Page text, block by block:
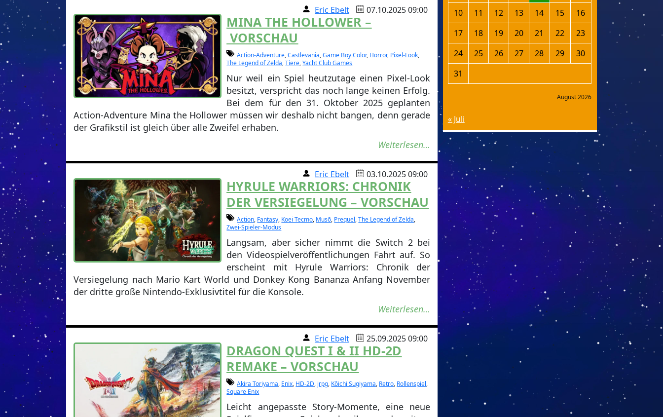
Eric Ebelt 07.10.2025 09:00
MINA THE HOLLOWER –
VORSCHAU
Action-Adventure,Castlevania,Game Boy Color, Horror, Pixel-Look,
The Legend of Zelda,Tiere,Yacht Club Games
Nur weil ein Spiel heutzutage einen Pixel-Look
besitzt, verspricht das noch lange keinen Erfolg.
Bei dem für den 31. Oktober 2025 geplanten
Action-Adventure Mina the Hollower müssen wir deshalb nicht bangen, denn gerade
der Grafikstil ist gleich über alle Zweifel erhaben.
Weiterlesen…
Eric Ebelt 03.10.2025 09:00
HYRULE WARRIORS: CHRONIK
DER VERSIEGELUNG – VORSCHAU
Action, Fantasy, Koei Tecmo, Musō, Prequel,The Legend of Zelda,
Zwei-Spieler-Modus
Langsam, aber sicher nimmt die Switch 2 bei
den Videospielveröffentlichungen Fahrt auf. So
erscheint mit Hyrule Warriors: Chronik der
Versiegelung nach Mario Kart World und Donkey Kong Bananza Anfang November
der dritte große Nintendo-Exklusivtitel für die Konsole.
Weiterlesen…
Eric Ebelt 25.09.2025 09:00
DRAGON QUEST I & II HD-2D
REMAKE – VORSCHAU
Akira Toriyama, Enix, HD-2D, jrpg, Kōichi Sugiyama, Retro, Rollenspiel,
Square Enix
Leicht angepasste Story-Momente, eine neue
August 2026
10
11 12 13 14 15
16
17
18 19 20 21 22
23
24
25 26 27 28 29
30
31
« Juli